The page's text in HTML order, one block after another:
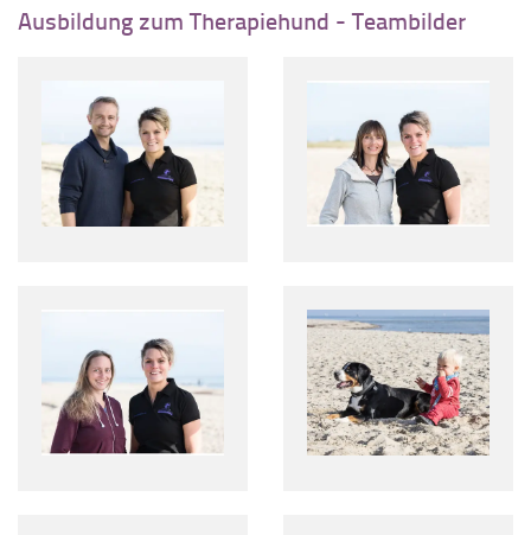
Ausbildung zum Therapiehund - Teambilder